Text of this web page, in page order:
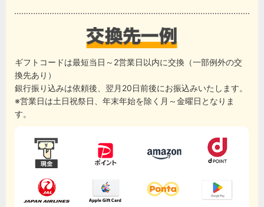
ギフトコードは最短当日～2営業日以内に交換（一部例外の交
換先あり）
銀行振り込みは依頼後、翌月20日前後にお振込みいたします。
※営業日は土日祝祭日、年末年始を除く月～金曜日となりま
す。